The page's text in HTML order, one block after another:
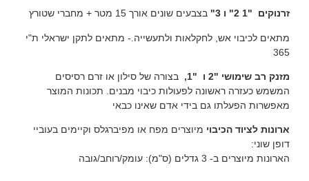
זרנוקים "1 2" ו 3" בצבעים שונים אורך 15 מטר + מחברי שטורץ
מתאים לכיבוי אש, לחקלאות ולתעשייה.- מתאים לתקן ישראלי ת"י
365
מזנק רב שימושי "2 ו "1,
בצורה של סילון או זרם רסיסים
המשמש כעזרה ראשונה לפעולות כיבוי מבנים. תכונות המוצר
מאפשרות הפעלתו גם בידי אדם שאינו כבאי
ארונות לציוד הכיבוי מיוצרים מפח או מפיברגלס וקיימים בעוביי
דופן שוני:
הארונות מיוצרים ב- 3 גדלים (ס"מ): עומק/רוחב/גובה